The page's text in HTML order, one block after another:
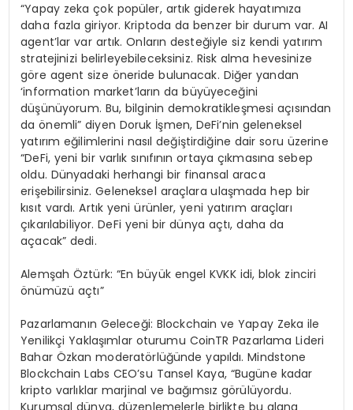
“Yapay zeka çok popüler, artık giderek hayatımıza
daha fazla giriyor. Kriptoda da benzer bir durum var. AI
agent’lar var artık. Onların desteğiyle siz kendi yatırım
stratejinizi belirleyebileceksiniz. Risk alma hevesinize
göre agent size öneride bulunacak. Diğer yandan
‘information market’ların da büyüyeceğini
düşünüyorum. Bu, bilginin demokratikleşmesi açısından
da önemli” diyen Doruk İşmen, DeFi’nin geleneksel
yatırım eğilimlerini nasıl değiştirdiğine dair soru üzerine
“DeFi, yeni bir varlık sınıfının ortaya çıkmasına sebep
oldu. Dünyadaki herhangi bir finansal araca
erişebilirsiniz. Geleneksel araçlara ulaşmada hep bir
kısıt vardı. Artık yeni ürünler, yeni yatırım araçları
çıkarılabiliyor. DeFi yeni bir dünya açtı, daha da
açacak” dedi.
Alemşah Öztürk: “En büyük engel KVKK idi, blok zinciri
önümüzü açtı”
Pazarlamanın Geleceği: Blockchain ve Yapay Zeka ile
Yenilikçi Yaklaşımlar oturumu CoinTR Pazarlama Lideri
Bahar Özkan moderatörlüğünde yapıldı. Mindstone
Blockchain Labs CEO’su Tansel Kaya, “Bugüne kadar
kripto varlıklar marjinal ve bağımsız görülüyordu.